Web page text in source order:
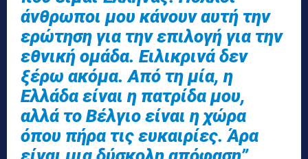
άνθρωποι μου κάνουν αυτή την
ερώτηση για την επιλογή για την
εθνική ομάδα. Ειλικρινά δεν
ξέρω ακόμα. Από τη μία, η
Ελλάδα είναι η πατρίδα μου,
αλλά το Βέλγιο είναι η χώρα
όπου πήρα τις ευκαιρίες. Άρα